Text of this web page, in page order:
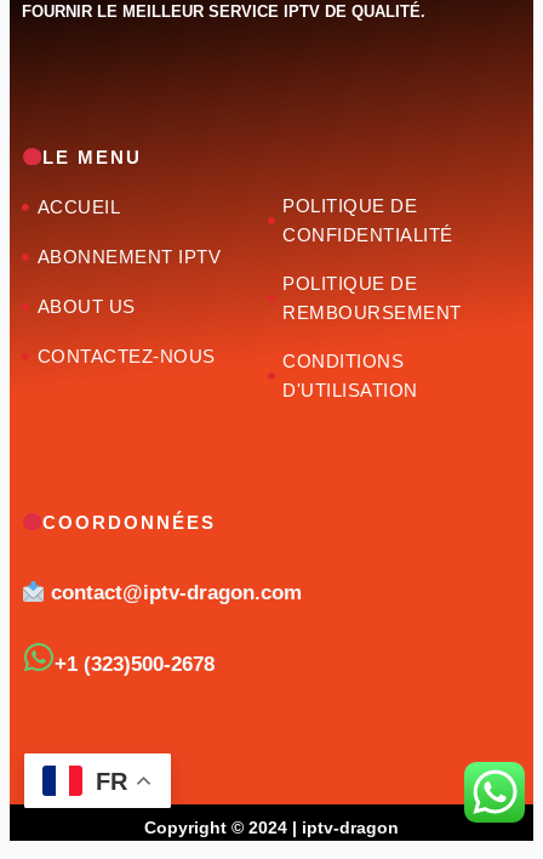
FOURNIR LE MEILLEUR SERVICE IPTV DE QUALITÉ.‌‌‌‌‌
LE MENU
ACCUEIL
ABONNEMENT IPTV
ABOUT US
CONTACTEZ-NOUS
POLITIQUE DE
CONFIDENTIALITÉ
POLITIQUE DE
REMBOURSEMENT
CONDITIONS
D'UTILISATION
COORDONNÉES
contact@iptv-dragon.com
+1 (323)500-2678
Copyright © 2024 | iptv-dragon
FR